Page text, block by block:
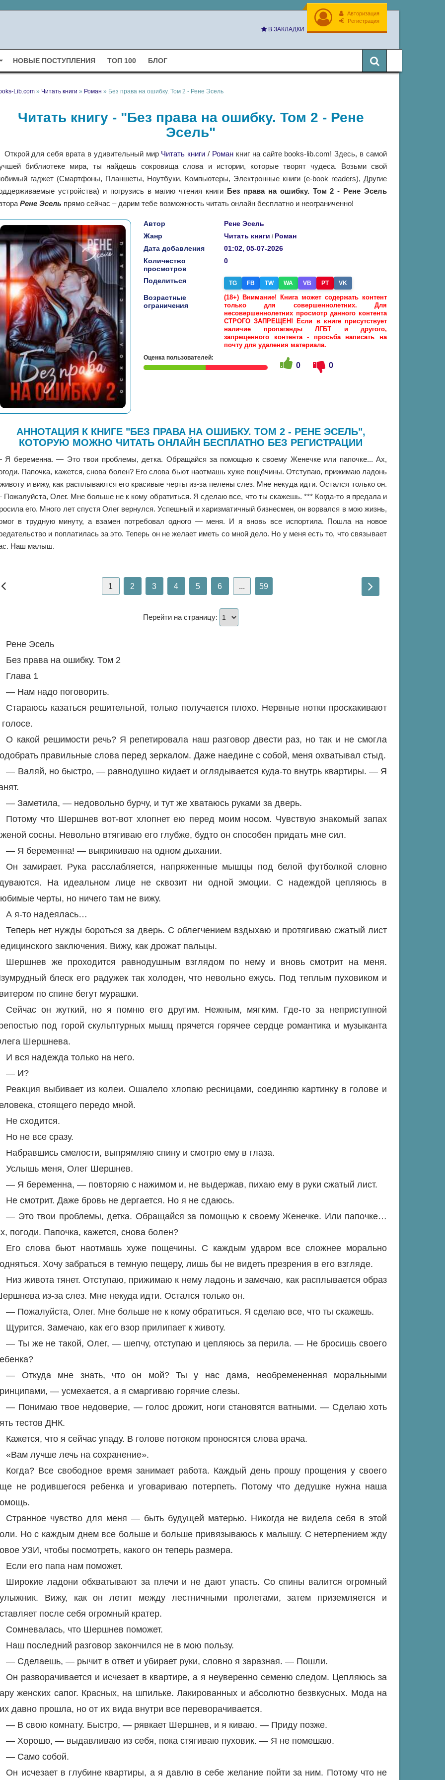
Авторизация
Регистрация
В ЗАКЛАДКИ
НОВЫЕ ПОСТУПЛЕНИЯ ТОП 100 БЛОГ
Lib.com » Читать книги » Роман » Без права на ошибку. Том 2 - Рене Эсель
Читать книгу - "Без права на ошибку. Том 2 - Рене
Эсель"
Открой для себя врата в удивительный мир Читать книги / Роман книг на сайте books-lib.com! Здесь, в самой
библиотеке мира, ты найдешь сокровища слова и истории, которые творят чудеса. Возьми свой
гаджет (Смартфоны, Планшеты, Ноутбуки, Компьютеры, Электронные книги (e-book readers), Другие
устройства) и погрузись в магию чтения книги Без права на ошибку. Том 2 - Рене Эсель
Рене Эсель прямо сейчас – дарим тебе возможность читать онлайн бесплатно и неограниченно!
Автор
Рене Эсель
Жанр
Читать книги / Роман
Дата добавления
01:02, 05-07-2026
Количество
просмотров
0
Поделиться TG FB TW WA VB PT VK
Возрастные
ограничения
(18+) Внимание! Книга может содержать контент
только для совершеннолетних. Для
несовершеннолетних просмотр данного контента
СТРОГО ЗАПРЕЩЕН! Если в книге присутствует
наличие пропаганды ЛГБТ и другого,
запрещенного контента - просьба написать на
почту для удаления материала.
Оценка пользователей:
0 0
АННОТАЦИЯ К КНИГЕ "БЕЗ ПРАВА НА ОШИБКУ. ТОМ 2 - РЕНЕ ЭСЕЛЬ",
КОТОРУЮ МОЖНО ЧИТАТЬ ОНЛАЙН БЕСПЛАТНО БЕЗ РЕГИСТРАЦИИ
беременна. — Это твои проблемы, детка. Обращайся за помощью к своему Женечке или папочке... Ах,
Папочка, кажется, снова болен? Его слова бьют наотмашь хуже пощёчины. Отступаю, прижимаю ладонь
и вижу, как расплываются его красивые черты из-за пелены слез. Мне некуда идти. Остался только он.
Олег. Мне больше не к кому обратиться. Я сделаю все, что ты скажешь. *** Когда-то я предала и
его. Много лет спустя Олег вернулся. Успешный и харизматичный бизнесмен, он ворвался в мою жизнь,
в трудную минуту, а взамен потребовал одного — меня. И я вновь все испортила. Пошла на новое
и поплатилась за это. Теперь он не желает иметь со мной дело. Но у меня есть то, что связывает
Наш малыш.
1 2 3 4 5 6 ... 59
Перейти на страницу:
Рене Эсель
Без права на ошибку. Том 2
Глава 1
— Нам надо поговорить.
Стараюсь казаться решительной, только получается плохо. Нервные нотки проскакивают
голосе.
О какой решимости речь? Я репетировала наш разговор двести раз, но так и не смогла
правильные слова перед зеркалом. Даже наедине с собой, меня охватывал стыд.
— Валяй, но быстро, — равнодушно кидает и оглядывается куда-то внутрь квартиры. — Я
— Заметила, — недовольно бурчу, и тут же хватаюсь руками за дверь.
Потому что Шершнев вот-вот хлопнет ею перед моим носом. Чувствую знакомый запах
сосны. Невольно втягиваю его глубже, будто он способен придать мне сил.
— Я беременна! — выкрикиваю на одном дыхании.
Он замирает. Рука расслабляется, напряженные мышцы под белой футболкой словно
На идеальном лице не сквозит ни одной эмоции. С надеждой цепляюсь в
черты, но ничего там не вижу.
А я-то надеялась…
Теперь нет нужды бороться за дверь. С облегчением вздыхаю и протягиваю сжатый лист
заключения. Вижу, как дрожат пальцы.
Шершнев же проходится равнодушным взглядом по нему и вновь смотрит на меня.
блеск его радужек так холоден, что невольно ежусь. Под теплым пуховиком и
по спине бегут мурашки.
Сейчас он жуткий, но я помню его другим. Нежным, мягким. Где-то за неприступной
под горой скульптурных мышц прячется горячее сердце романтика и музыканта
Шершнева.
И вся надежда только на него.
— И?
Реакция выбивает из колеи. Ошалело хлопаю ресницами, соединяю картинку в голове и
стоящего передо мной.
Не сходится.
Но не все сразу.
Набравшись смелости, выпрямляю спину и смотрю ему в глаза.
Услышь меня, Олег Шершнев.
— Я беременна, — повторяю с нажимом и, не выдержав, пихаю ему в руки сжатый лист.
Не смотрит. Даже бровь не дергается. Но я не сдаюсь.
— Это твои проблемы, детка. Обращайся за помощью к своему Женечке. Или папочке…
погоди. Папочка, кажется, снова болен?
Его слова бьют наотмашь хуже пощечины. С каждым ударом все сложнее морально
Хочу забраться в темную пещеру, лишь бы не видеть презрения в его взгляде.
Низ живота тянет. Отступаю, прижимаю к нему ладонь и замечаю, как расплывается образ
из-за слез. Мне некуда идти. Остался только он.
— Пожалуйста, Олег. Мне больше не к кому обратиться. Я сделаю все, что ты скажешь.
Щурится. Замечаю, как его взор прилипает к животу.
— Ты же не такой, Олег, — шепчу, отступаю и цепляюсь за перила. — Не бросишь своего
— Откуда мне знать, что он мой? Ты у нас дама, необремененная моральными
— усмехается, а я смаргиваю горячие слезы.
— Понимаю твое недоверие, — голос дрожит, ноги становятся ватными. — Сделаю хоть
тестов ДНК.
Кажется, что я сейчас упаду. В голове потоком проносятся слова врача.
«Вам лучше лечь на сохранение».
Когда? Все свободное время занимает работа. Каждый день прошу прощения у своего
не родившегося ребенка и уговариваю потерпеть. Потому что дедушке нужна наша
Странное чувство для меня — быть будущей матерью. Никогда не видела себя в этой
Но с каждым днем все больше и больше привязываюсь к малышу. С нетерпением жду
УЗИ, чтобы посмотреть, какого он теперь размера.
Если его папа нам поможет.
Широкие ладони обхватывают за плечи и не дают упасть. Со спины валится огромный
Вижу, как он летит между лестничными пролетами, затем приземляется и
после себя огромный кратер.
Сомневалась, что Шершнев поможет.
Наш последний разговор закончился не в мою пользу.
— Сделаешь, — рычит в ответ и убирает руки, словно я заразная. — Пошли.
Он разворачивается и исчезает в квартире, а я неуверенно семеню следом. Цепляюсь за
женских сапог. Красных, на шпильке. Лакированных и абсолютно безвкусных. Мода на
давно прошла, но от их вида внутри все переворачивается.
— В свою комнату. Быстро, — рявкает Шершнев, и я киваю. — Приду позже.
— Хорошо, — выдавливаю из себя, пока стягиваю пуховик. — Я не помешаю.
— Само собой.
Он исчезает в глубине квартиры, а я давлю в себе желание пойти за ним. Потому что не